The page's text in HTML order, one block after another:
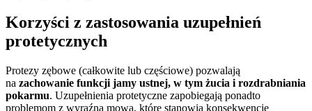
Korzyści z zastosowania uzupełnień
protetycznych
Protezy zębowe (całkowite lub częściowe) pozwalają
na zachowanie funkcji jamy ustnej, w tym żucia i rozdrabniania
pokarmu. Uzupełnienia protetyczne zapobiegają ponadto
problemom z wyraźną mową, które stanowią konsekwencję